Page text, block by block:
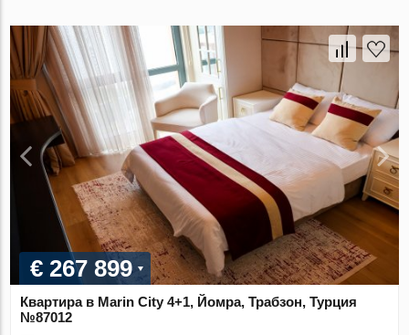
€ 267 899
Квартира в Marin City 4+1, Йомра, Трабзон, Турция
№87012